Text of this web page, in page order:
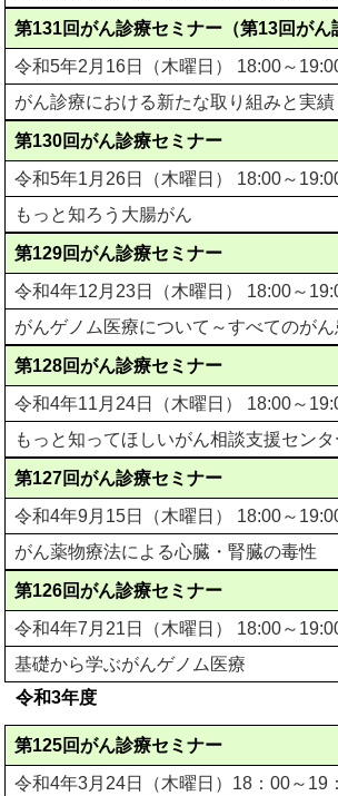
第131回がん診療セミナー（第13回が
令和5年2月16日（木曜日） 18:00～
がん診療における新たな取り組みと実績
第130回がん診療セミナー
令和5年1月26日（木曜日） 18:00～
もっと知ろう大腸がん
第129回がん診療セミナー
令和4年12月23日（木曜日） 18:00～
がんゲノム医療について～すべてのが
第128回がん診療セミナー
令和4年11月24日（木曜日） 18:00～
もっと知ってほしいがん相談支援センタ
第127回がん診療セミナー
令和4年9月15日（木曜日） 18:00～
がん薬物療法による心臓・腎臓の毒性
第126回がん診療セミナー
令和4年7月21日（木曜日） 18:00～
基礎から学ぶがんゲノム医療
令和3年度
第125回がん診療セミナー
令和4年3月24日（木曜日）18：00～19